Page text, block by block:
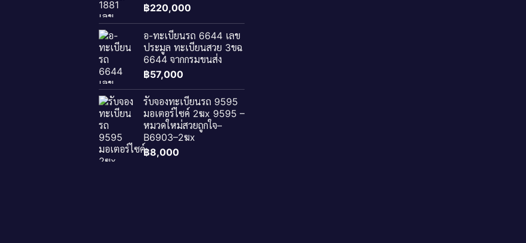
฿220,000
อ-ทะเบียนรถ 6644 เลข
ประมูล ทะเบียนสวย 3ขฉ
6644 จากกรมขนส่ง
฿57,000
รับจองทะเบียนรถ 9595
มอเตอร์ไซค์ 2ฆx 9595 –
หมวดใหม่สวยถูกใจ–
B6903–2ฆx
฿8,000